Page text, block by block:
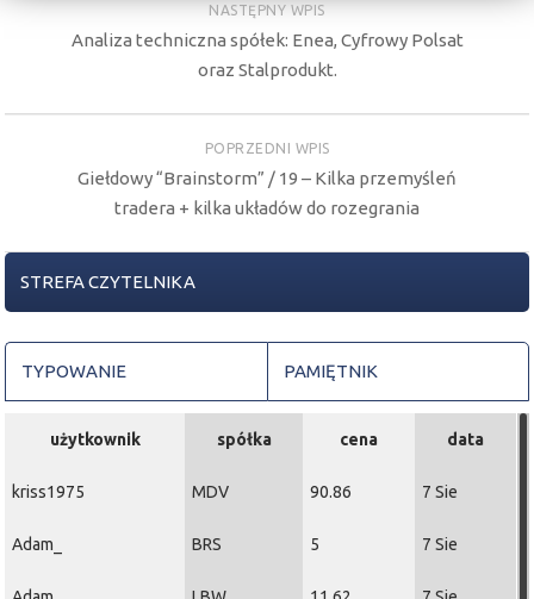
NASTĘPNY WPIS
Analiza techniczna spółek: Enea, Cyfrowy Polsat
oraz Stalprodukt.
POPRZEDNI WPIS
Giełdowy “Brainstorm” / 19 – Kilka przemyśleń
tradera + kilka układów do rozegrania
STREFA CZYTELNIKA
TYPOWANIE PAMIĘTNIK
użytkownik spółka cena data
kriss1975 MDV 90.86 7 Sie
Adam_ BRS 5 7 Sie